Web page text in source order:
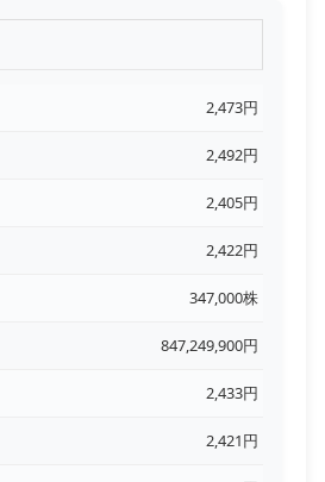
2,473円
2,492円
2,405円
2,422円
347,000株
847,249,900円
2,433円
2,421円